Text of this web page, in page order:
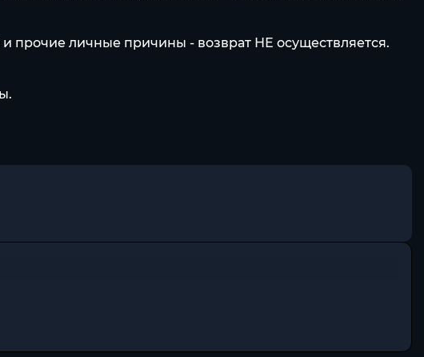
и прочие личные причины - возврат НЕ осуществляется.